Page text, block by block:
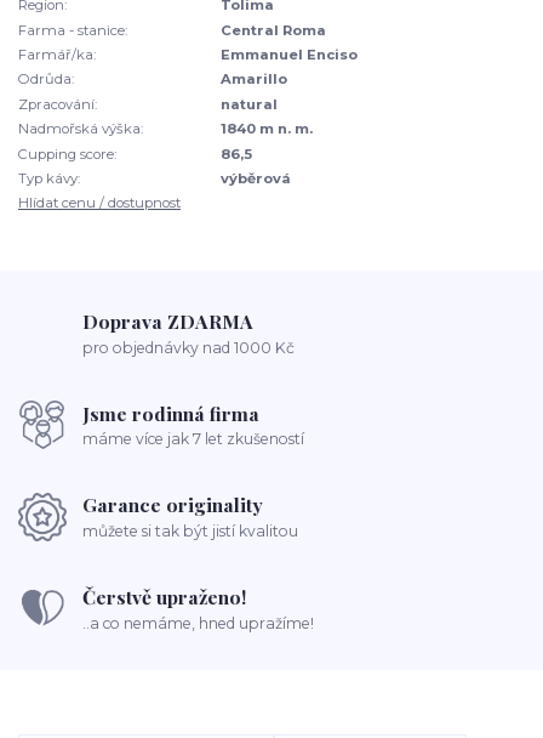
Region:
Tolima
Farma - stanice:
Central Roma
Farmář/ka:
Emmanuel Enciso
Odrůda:
Amarillo
Zpracování:
natural
Nadmořská výška:
1840 m n. m.
Cupping score:
86,5
Typ kávy:
výběrová
Hlídat cenu / dostupnost
Doprava ZDARMA
pro objednávky nad 1000 Kč
Jsme rodinná firma
máme více jak 7 let zkušeností
Garance originality
můžete si tak být jistí kvalitou
Čerstvě upraženo!
..a co nemáme, hned upražíme!